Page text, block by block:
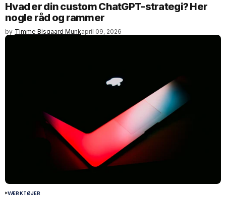
Hvad er din custom ChatGPT-strategi? Her
nogle råd og rammer
by Timme Bisgaard Munkapril 09, 2026
VÆRKTØJER